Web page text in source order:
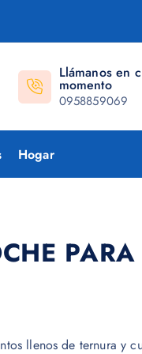
Llámanos en
momento
0958859069
Hogar
llenos de ternura y